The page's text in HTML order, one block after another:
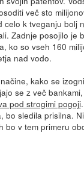
več sto
celo k tveganju bolj
Zadnje posojilo je
ko so vseh 160
nad vodo.
kako se
se z več
pod strogimi pogoji
bo sledila prisilna.
bo v tem primeru